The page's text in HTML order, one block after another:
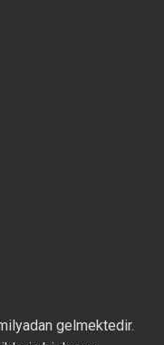
gelmektedir.